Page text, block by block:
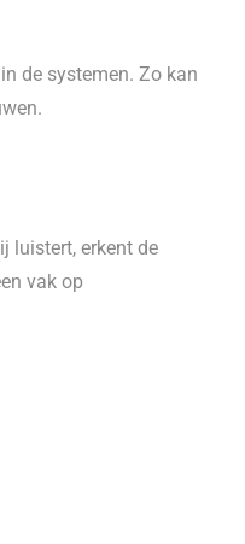
de systemen. Zo kan
luistert, erkent de
vak op